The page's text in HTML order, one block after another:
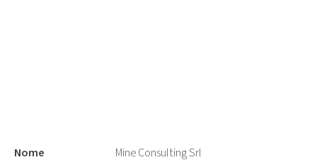
Nome Mine Consulting Srl